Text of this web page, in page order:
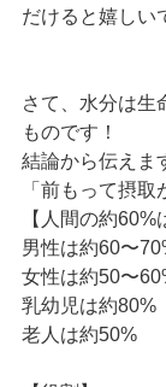
だけると嬉しい
さて、水分は生
ものです！
結論から伝えま
「前もって摂取
【人間の約60%
男性は約60〜
女性は約50〜
乳幼児は約80%
老人は約50%